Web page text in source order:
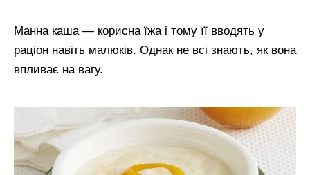
Манна каша — корисна їжа і тому її вводять у
раціон навіть малюків. Однак не всі знають, як вона
впливає на вагу.